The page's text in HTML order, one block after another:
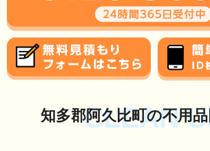
CLEAN
知多郡阿久比町の不用